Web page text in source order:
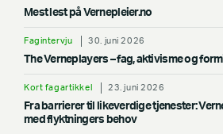
Mest lest på Vernepleier.no
Fagintervju 30. juni 2026
The Verneplayers – fag, aktivisme og
Kort fagartikkel 23. juni 2026
Fra barrierer til likeverdige tjenester:
med flyktningers behov